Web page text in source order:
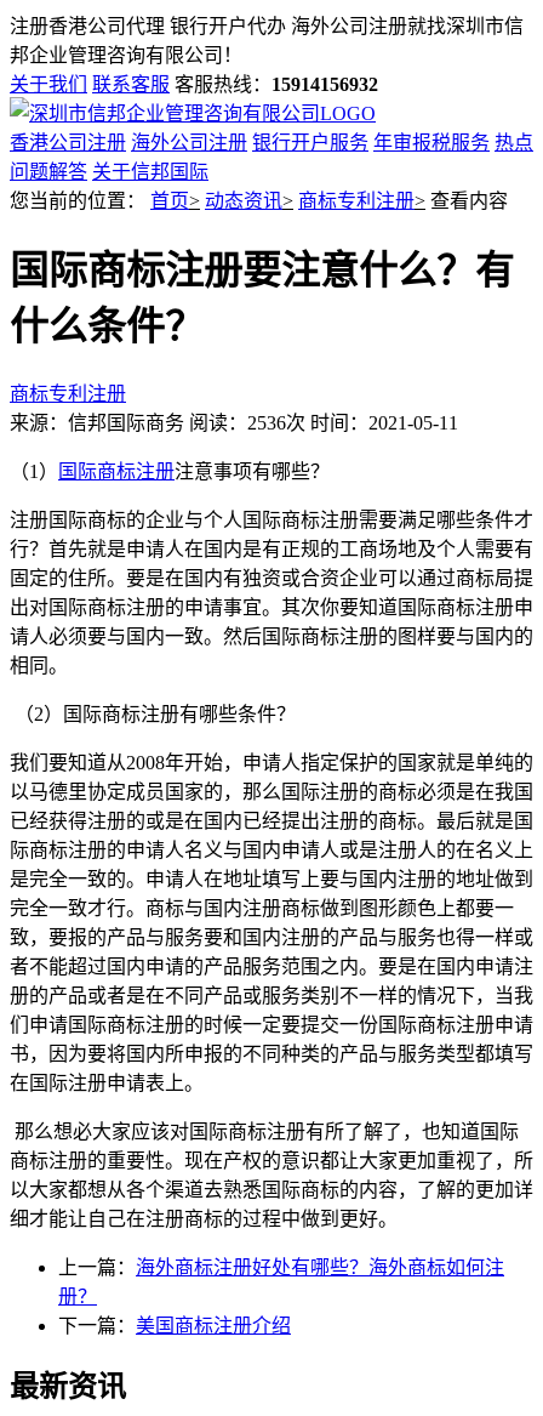
注册香港公司代理 银行开户代办 海外公司注册就找深圳市信
邦企业管理咨询有限公司！
关于我们
联系客服 客服热线： 15914156932
香港公司注册 海外公司注册 银行开户服务 年审报税服务 热点
问题解答 关于信邦国际
您当前的位置： 首页> 动态资讯> 商标专利注册> 查看内容
国际商标注册要注意什么？有
什么条件？
商标专利注册
来源：信邦国际商务 阅读：2536次 时间：2021-05-11
（1 ） 国际商标注册注意事项有哪些？
注册国际商标的企业与个人国际商标注册需要满足哪些条件才
行？首先就是申请人在国内是有正规的工商场地及个人需要有
固定的住所。要是在国内有独资或合资企业可以通过商标局提
出对国际商标注册的申请事宜。其次你要知道国际商标注册申
请人必须要与国内一致。然后国际商标注册的图样要与国内的
相同。
（2）国际商标注册有哪些条件？
我们要知道从2008年开始，申请人指定保护的国家就是单纯的
以马德里协定成员国家的，那么国际注册的商标必须是在我国
已经获得注册的或是在国内已经提出注册的商标。最后就是国
际商标注册的申请人名义与国内申请人或是注册人的在名义上
是完全一致的。申请人在地址填写上要与国内注册的地址做到
完全一致才行。商标与国内注册商标做到图形颜色上都要一
致，要报的产品与服务要和国内注册的产品与服务也得一样或
者不能超过国内申请的产品服务范围之内。要是在国内申请注
册的产品或者是在不同产品或服务类别不一样的情况下，当我
们申请国际商标注册的时候一定要提交一份国际商标注册申请
书，因为要将国内所申报的不同种类的产品与服务类型都填写
在国际注册申请表上。
那么想必大家应该对国际商标注册有所了解了，也知道国际
商标注册的重要性。现在产权的意识都让大家更加重视了，所
以大家都想从各个渠道去熟悉国际商标的内容，了解的更加详
细才能让自己在注册商标的过程中做到更好。
上一篇： 海外商标注册好处有哪些？海外商标如何注
册？
下一篇： 美国商标注册介绍
最新资讯